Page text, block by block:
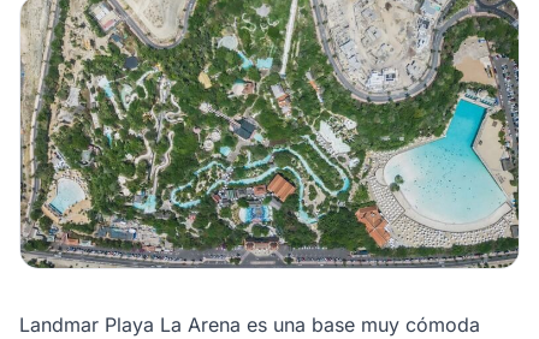
Landmar Playa La Arena es una base muy cómoda